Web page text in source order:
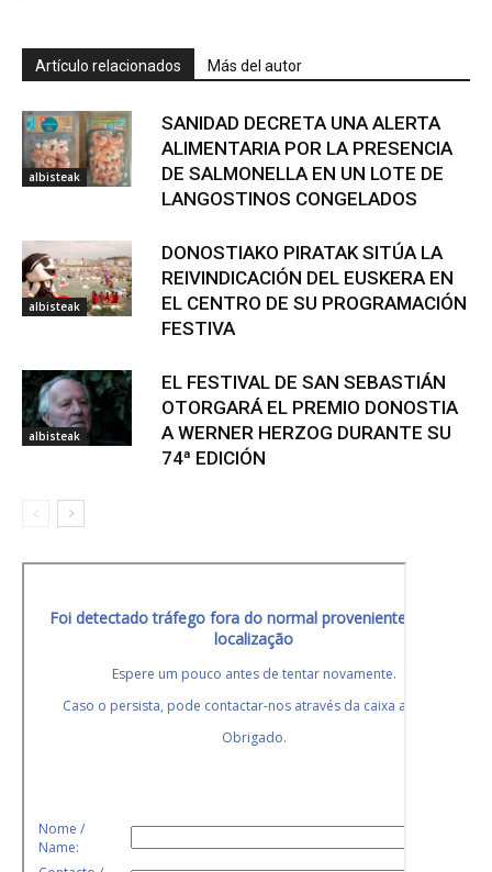
Artículo relacionados Más del autor
albisteak
SANIDAD DECRETA UNA ALERTA
ALIMENTARIA POR LA PRESENCIA
DE SALMONELLA EN UN LOTE DE
LANGOSTINOS CONGELADOS
albisteak
DONOSTIAKO PIRATAK SITÚA LA
REIVINDICACIÓN DEL EUSKERA EN
EL CENTRO DE SU PROGRAMACIÓN
FESTIVA
albisteak
EL FESTIVAL DE SAN SEBASTIÁN
OTORGARÁ EL PREMIO DONOSTIA
A WERNER HERZOG DURANTE SU
74ª EDICIÓN